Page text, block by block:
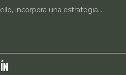
incorpora una estrategia
en legislación y
e investigación sobre el
en México.